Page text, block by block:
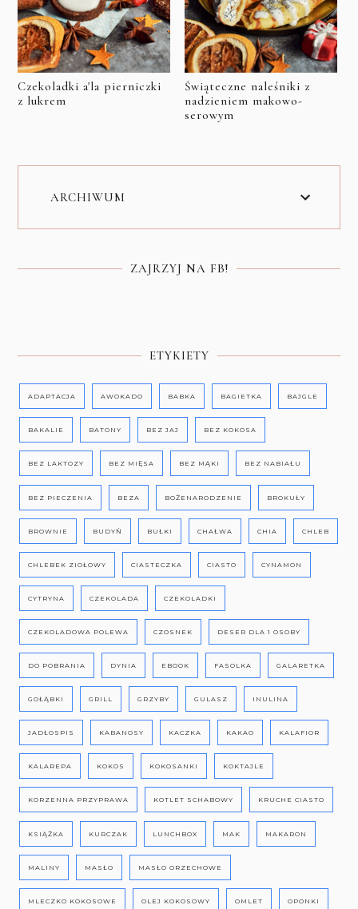
Czekoladki a'la pierniczki
z lukrem
Świąteczne naleśniki z
nadzieniem makowo-
serowym
ARCHIWUM
ZAJRZYJ NA FB!
ETYKIETY
ADAPTACJA AWOKADO BABKA BAGIETKA BAJGLE
BAKALIE BATONY BEZ JAJ BEZ KOKOSA
BEZ LAKTOZY BEZ MIĘSA BEZ MĄKI BEZ NABIAŁU
BEZ PIECZENIA BEZA BOŻENARODZENIE BROKUŁY
BROWNIE BUDYŃ BUŁKI CHAŁWA CHIA CHLEB
CHLEBEK ZIOŁOWY CIASTECZKA CIASTO CYNAMON
CYTRYNA CZEKOLADA CZEKOLADKI
CZEKOLADOWA POLEWA CZOSNEK DESER DLA 1 OSOBY
DO POBRANIA DYNIA EBOOK FASOLKA GALARETKA
GOŁĄBKI GRILL GRZYBY GULASZ INULINA
JADŁOSPIS KABANOSY KACZKA KAKAO KALAFIOR
KALAREPA KOKOS KOKOSANKI KOKTAJLE
KORZENNA PRZYPRAWA KOTLET SCHABOWY KRUCHE CIASTO
KSIĄŻKA KURCZAK LUNCHBOX MAK MAKARON
MALINY MASŁO MASŁO ORZECHOWE
MLECZKO KOKOSOWE OLEJ KOKOSOWY OMLET OPONKI